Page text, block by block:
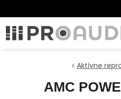
Aktívne
AMC